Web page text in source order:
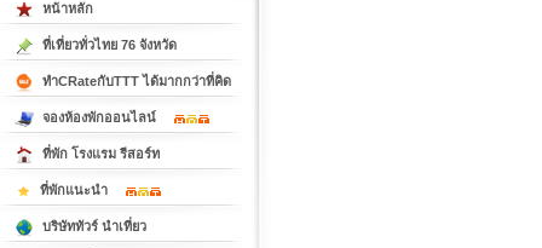
หน้าหลัก
ที่เที่ยวทั่วไทย 76 จังหวัด
ทำCRateกับTTT ได้มากกว่าที่คิด
จองห้องพักออนไลน์
ที่พัก โรงแรม รีสอร์ท
ที่พักแนะนำ
บริษัททัวร์ นำเที่ยว